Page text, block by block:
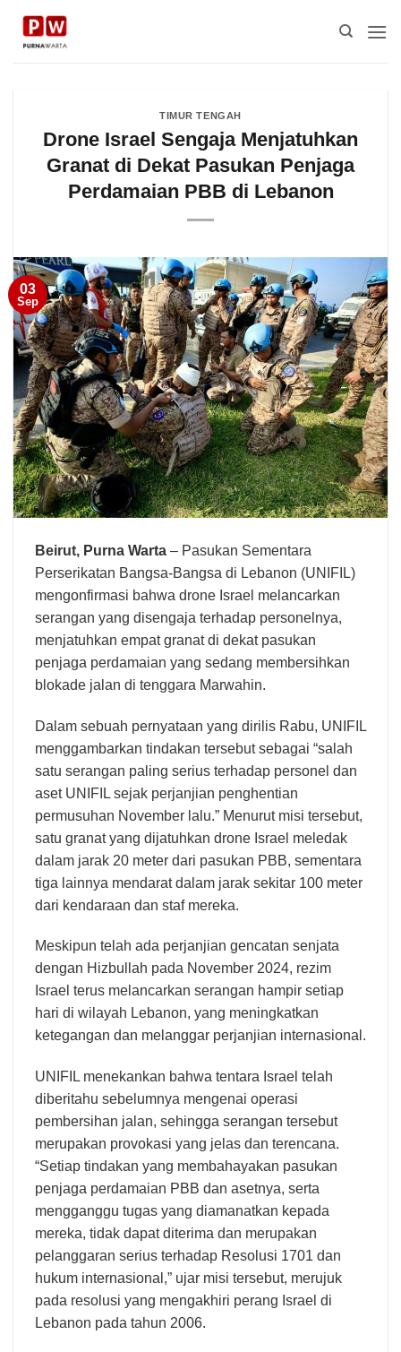
TIMUR TENGAH
Drone Israel Sengaja Menjatuhkan
Granat di Dekat Pasukan Penjaga
Perdamaian PBB di Lebanon
03
Sep
Beirut, Purna Warta – Pasukan Sementara
Perserikatan Bangsa-Bangsa di Lebanon (UNIFIL)
mengonfirmasi bahwa drone Israel melancarkan
serangan yang disengaja terhadap personelnya,
menjatuhkan empat granat di dekat pasukan
penjaga perdamaian yang sedang membersihkan
blokade jalan di tenggara Marwahin.
Dalam sebuah pernyataan yang dirilis Rabu, UNIFIL
menggambarkan tindakan tersebut sebagai “salah
satu serangan paling serius terhadap personel dan
aset UNIFIL sejak perjanjian penghentian
permusuhan November lalu.” Menurut misi tersebut,
satu granat yang dijatuhkan drone Israel meledak
dalam jarak 20 meter dari pasukan PBB, sementara
tiga lainnya mendarat dalam jarak sekitar 100 meter
dari kendaraan dan staf mereka.
Meskipun telah ada perjanjian gencatan senjata
dengan Hizbullah pada November 2024, rezim
Israel terus melancarkan serangan hampir setiap
hari di wilayah Lebanon, yang meningkatkan
ketegangan dan melanggar perjanjian internasional.
UNIFIL menekankan bahwa tentara Israel telah
diberitahu sebelumnya mengenai operasi
pembersihan jalan, sehingga serangan tersebut
merupakan provokasi yang jelas dan terencana.
“Setiap tindakan yang membahayakan pasukan
penjaga perdamaian PBB dan asetnya, serta
mengganggu tugas yang diamanatkan kepada
mereka, tidak dapat diterima dan merupakan
pelanggaran serius terhadap Resolusi 1701 dan
hukum internasional,” ujar misi tersebut, merujuk
pada resolusi yang mengakhiri perang Israel di
Lebanon pada tahun 2006.